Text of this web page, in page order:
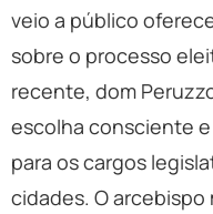
veio a público
sobre o processo
recente, dom
escolha consciente
para os cargos
cidades. O